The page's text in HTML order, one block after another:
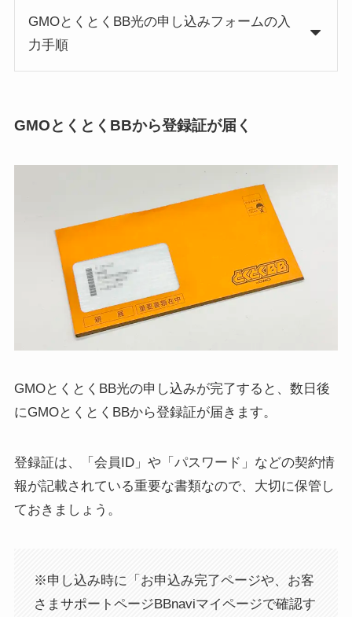
GMOとくとくBB光の申し込みフォームの入
力手順
GMOとくとくBBから登録証が届く
GMOとくとくBB光の申し込みが完了すると、数日後
にGMOとくとくBBから登録証が届きます。
登録証は、「会員ID」や「パスワード」などの契約情
報が記載されている重要な書類なので、大切に保管し
ておきましょう。
※申し込み時に「お申込み完了ページや、お客
さまサポートページBBnaviマイページで確認す